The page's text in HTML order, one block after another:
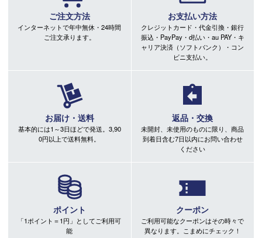
ご注文方法
インターネットで年中無休・24時間
ご注文承ります。
お支払い方法
クレジットカード・代金引換・銀行
振込・PayPay・d払い・au PAY・キ
ャリア決済（ソフトバンク）・コン
ビニ支払い。
お届け・送料
基本的には1～3日ほどで発送。3,90
0円以上で送料無料。
返品・交換
未開封、未使用のものに限り、商品
到着日含む7日以内にお問い合わせ
ください
ポイント
「1ポイント＝1円」としてご利用可
能
クーポン
ご利用可能なクーポンはその時々で
異なります。こまめにチェック！